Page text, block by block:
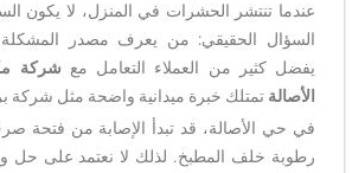
عندما تنتشر الحشرات في المنزل، لا يكون
السؤال الحقيقي: من يعرف مصدر المشكلة
يفضل كثير من العملاء التعامل مع شركة
الأصالة تمتلك خبرة ميدانية واضحة مثل شركة
في حي الأصالة، قد تبدأ الإصابة من فتحة
رطوبة خلف المطبخ. لذلك لا نعتمد على حل